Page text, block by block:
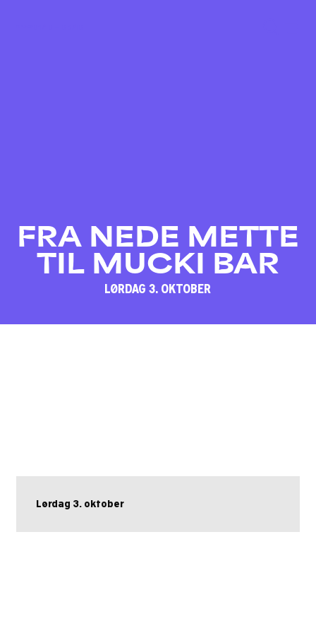
FRA NEDE METTE
TIL MUCKI BAR
LØRDAG 3. OKTOBER
Lørdag 3. oktober